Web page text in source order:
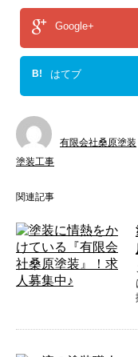
Google+
B! はてブ
有限会社桑原塗装
塗装工事
関連記事